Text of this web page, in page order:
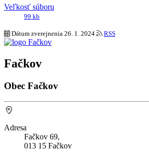
Veľkosť súboru
99 kb
Dátum zverejnenia 26. 1. 2024 RSS
Fačkov
Obec Fačkov
Adresa
Fačkov 69,
013 15 Fačkov